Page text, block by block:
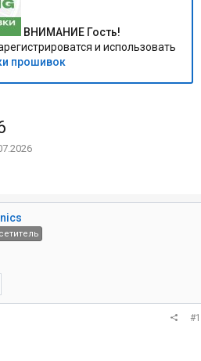
ВНИМАНИЕ Гость!
и использовать
прошивок
#1